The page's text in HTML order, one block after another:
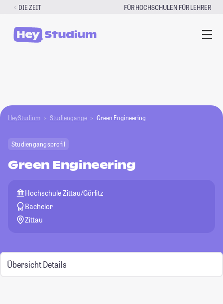
Zum
springen
DIE ZEIT FÜR HOCHSCHULEN|FÜR LEHRER
HeyStudium Studiengänge Green Engineering
Studiengangsprofil
Green Engineering
Hochschule Zittau/Görlitz
Bachelor
Zittau
Übersicht Details